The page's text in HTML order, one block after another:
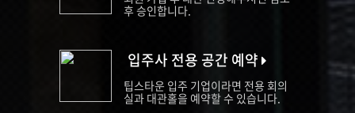
후 승인합니다.
입주사 전용 공간 예약
팁스타운 입주 기업이라면 전용 회의
실과 대관홀을 예약할 수 있습니다.